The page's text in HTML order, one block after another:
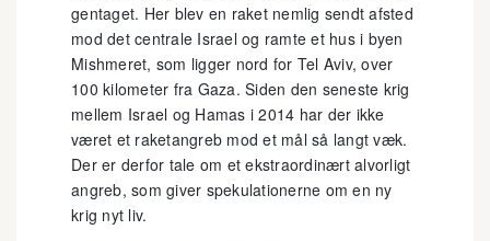
gentaget. Her blev en raket nemlig sendt afsted
mod det centrale Israel og ramte et hus i byen
Mishmeret, som ligger nord for Tel Aviv, over
100 kilometer fra Gaza. Siden den seneste krig
mellem Israel og Hamas i 2014 har der ikke
været et raketangreb mod et mål så langt væk.
Der er derfor tale om et ekstraordinært alvorligt
angreb, som giver spekulationerne om en ny
krig nyt liv.